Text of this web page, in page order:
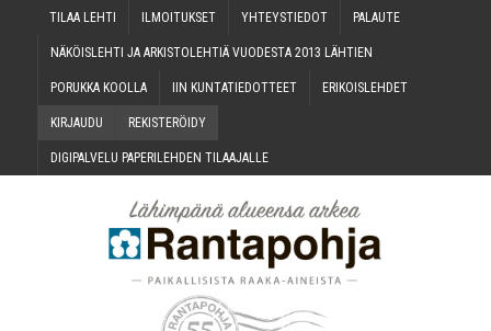
TILAA LEH­TI ILMOI­TUK­SET YHTEYS­TIE­DOT PALAU­TE
NÄKÖIS­LEH­TI JA ARKIS­TO­LEH­TIÄ VUO­DES­TA 2013 LÄHTIEN
PORUK­KA KOOLLA IIN KUN­TA­TIE­DOT­TEET ERI­KOIS­LEH­DET
KIR­JAU­DU REKIS­TE­RÖI­DY
DIGI­PAL­VE­LU PAPE­RI­LEH­DEN TILAAJALLE